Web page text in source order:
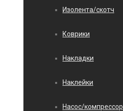
Изолента/скотч
Коврики
Накладки
Наклейки
Насос/компрессор